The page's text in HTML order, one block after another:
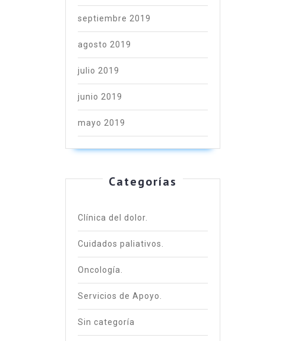
septiembre 2019
agosto 2019
julio 2019
junio 2019
mayo 2019
Categorías
Clínica del dolor.
Cuidados paliativos.
Oncología.
Servicios de Apoyo.
Sin categoría